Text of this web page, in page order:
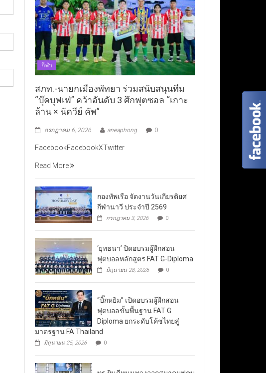
กีฬา
สภท.-นายกเมืองพัทยา ร่วมสนับสนุนทีม
“บุ๊คบุฟเฟ่” คว้าอันดับ 3 ศึกฟุตซอล “เกาะ
ล้าน × นัควีย์ คัพ”
กรกฎาคม 6, 2026 aneaphong 0
FacebookFacebookXTwitter
Read More
กองทัพเรือ จัดงานวันเกียรติยศ
กีฬานาวี ประจำปี 2569
กรกฎาคม 3, 2026 0
‘ยุทธนา’ ปิดอบรมผู้ฝึกสอน
ฟุตบอลหลักสูตร FAT G-Diploma
มิถุนายน 28, 2026 0
“บิ๊กหยิม” เปิดอบรมผู้ฝึกสอน
ฟุตบอลขั้นพื้นฐาน FAT G
Diploma ยกระดับโค้ชไทยสู่
มาตรฐาน FA Thailand
มิถุนายน 25, 2026 0